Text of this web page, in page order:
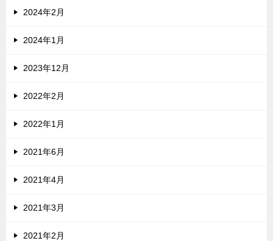
2024年2月
2024年1月
2023年12月
2022年2月
2022年1月
2021年6月
2021年4月
2021年3月
2021年2月